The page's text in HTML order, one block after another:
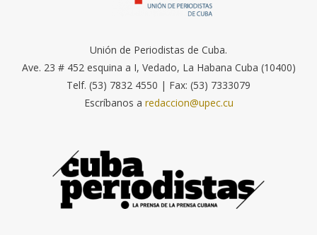
Unión de Periodistas de Cuba.
Ave. 23 # 452 esquina a I, Vedado, La Habana Cuba (10400)
Telf. (53) 7832 4550 | Fax: (53) 7333079
Escríbanos a redaccion@upec.cu